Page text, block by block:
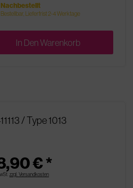
Nachbestellt
Bestellbar, Lieferfrist 2-4 Werktage
In DenWarenkorb
/ Type 1013
€ *
zzgl. Versandkosten